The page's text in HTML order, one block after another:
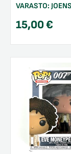
VARASTO:
15,00€